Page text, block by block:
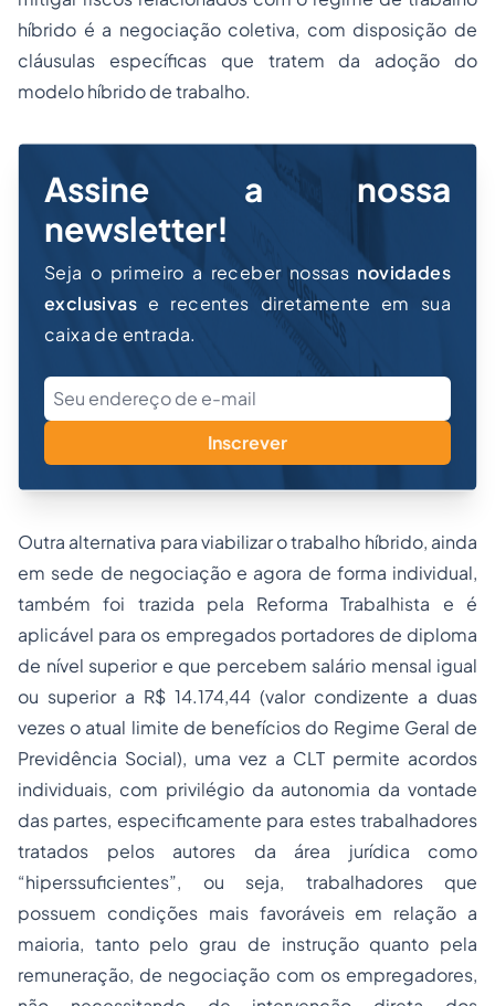
híbrido é a negociação coletiva, com disposição de
cláusulas específicas que tratem da adoção do
modelo híbrido de trabalho.
Assine a nossa
newsletter!
Seja o primeiro a receber nossas novidades
exclusivas e recentes diretamente em sua
caixa de entrada.
Inscrever
Outra alternativa para viabilizar o trabalho híbrido, ainda
em sede de negociação e agora de forma individual,
também foi trazida pela Reforma Trabalhista e é
aplicável para os empregados portadores de diploma
de nível superior e que percebem salário mensal igual
ou superior a R$ 14.174,44 (valor condizente a duas
vezes o atual limite de benefícios do Regime Geral de
Previdência Social), uma vez a CLT permite acordos
individuais, com privilégio da autonomia da vontade
das partes, especificamente para estes trabalhadores
tratados pelos autores da área jurídica como
“hiperssuficientes”, ou seja, trabalhadores que
possuem condições mais favoráveis em relação a
maioria, tanto pelo grau de instrução quanto pela
remuneração, de negociação com os empregadores,